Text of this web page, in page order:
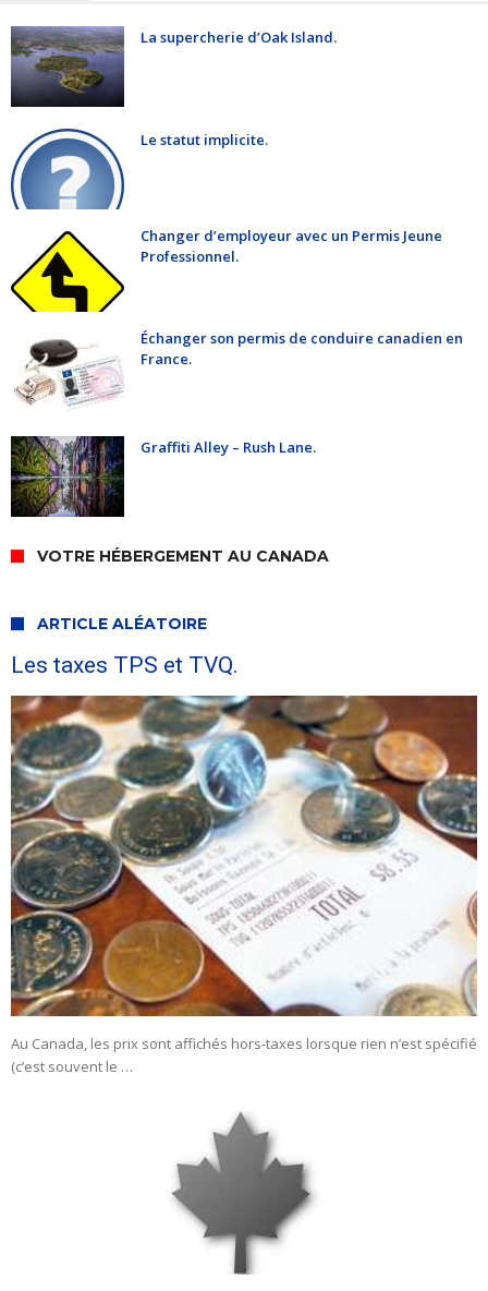
La supercherie d’Oak Island.
Le statut implicite.
Changer d’employeur avec un Permis Jeune
Professionnel.
Échanger son permis de conduire canadien en
France.
Graffiti Alley – Rush Lane.
VOTRE HÉBERGEMENT AU CANADA
ARTICLE ALÉATOIRE
Les taxes TPS et TVQ.
Au Canada, les prix sont affichés hors-taxes lorsque rien n’est spécifié
(c’est souvent le …